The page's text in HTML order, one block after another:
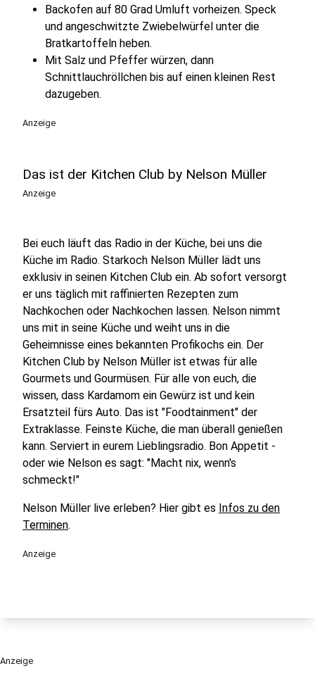
Backofen auf 80 Grad Umluft vorheizen. Speck
und angeschwitzte Zwiebelwürfel unter die
Bratkartoffeln heben.
Mit Salz und Pfeffer würzen, dann
Schnittlauchröllchen bis auf einen kleinen Rest
dazugeben.
Anzeige
Das ist der Kitchen Club by Nelson Müller
Anzeige
Bei euch läuft das Radio in der Küche, bei uns die
Küche im Radio. Starkoch Nelson Müller lädt uns
exklusiv in seinen Kitchen Club ein. Ab sofort versorgt
er uns täglich mit raffinierten Rezepten zum
Nachkochen oder Nachkochen lassen. Nelson nimmt
uns mit in seine Küche und weiht uns in die
Geheimnisse eines bekannten Profikochs ein. Der
Kitchen Club by Nelson Müller ist etwas für alle
Gourmets und Gourmüsen. Für alle von euch, die
wissen, dass Kardamom ein Gewürz ist und kein
Ersatzteil fürs Auto. Das ist "Foodtainment" der
Extraklasse. Feinste Küche, die man überall genießen
kann. Serviert in eurem Lieblingsradio. Bon Appetit -
oder wie Nelson es sagt: "Macht nix, wenn's
schmeckt!"
Nelson Müller live erleben? Hier gibt es Infos zu den
Terminen.
Anzeige
Anzeige